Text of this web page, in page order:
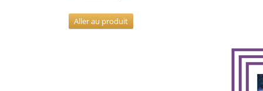
Aller au produit